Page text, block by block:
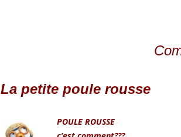
C
La petite poule rousse
POULE ROUSSE